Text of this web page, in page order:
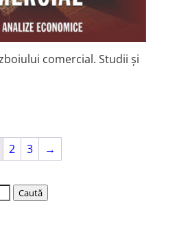
comercial. Studii și
2 3 →
Caută